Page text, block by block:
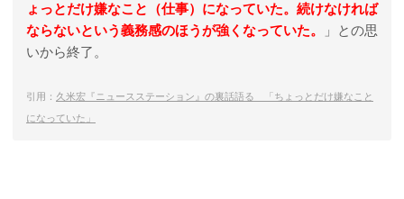
ょっとだけ嫌なこと（仕事）になっていた。続けなければ
ならないという義務感のほうが強くなっていた。
」との思
いから終了。
引用： 久米宏『ニュースステーション』の裏話語る 「ちょっとだけ嫌なこと
になっていた」